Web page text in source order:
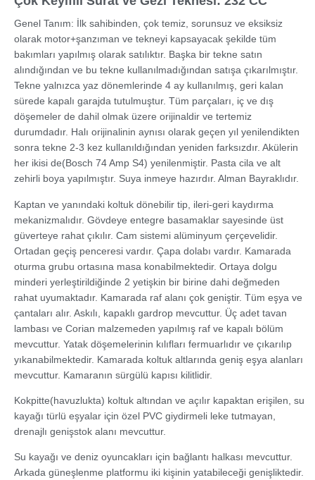
Genel Tanım: İlk sahibinden, çok temiz, sorunsuz ve eksiksiz
olarak motor+şanzıman ve tekneyi kapsayacak şekilde tüm
bakımları yapılmış olarak satılıktır. Başka bir tekne satın
alındığından ve bu tekne kullanılmadığından satışa çıkarılmıştır.
Tekne yalnızca yaz dönemlerinde 4 ay kullanılmış, geri kalan
sürede kapalı garajda tutulmuştur. Tüm parçaları, iç ve dış
döşemeler de dahil olmak üzere orijinaldir ve tertemiz
durumdadır. Halı orijinalinin aynısı olarak geçen yıl yenilendikten
sonra tekne 2-3 kez kullanıldığından yeniden farksızdır. Akülerin
her ikisi de(Bosch 74 Amp S4) yenilenmiştir. Pasta cila ve alt
zehirli boya yapılmıştır. Suya inmeye hazırdır. Alman Bayraklıdır.
Kaptan ve yanındaki koltuk dönebilir tip, ileri-geri kaydırma
mekanizmalıdır. Gövdeye entegre basamaklar sayesinde üst
güverteye rahat çıkılır. Cam sistemi alüminyum çerçevelidir.
Ortadan geçiş penceresi vardır. Çapa dolabı vardır. Kamarada
oturma grubu ortasına masa konabilmektedir. Ortaya dolgu
minderi yerleştirildiğinde 2 yetişkin bir birine dahi değmeden
rahat uyumaktadır. Kamarada raf alanı çok geniştir. Tüm eşya ve
çantaları alır. Askılı, kapaklı gardrop mevcuttur. Üç adet tavan
lambası ve Corian malzemeden yapılmış raf ve kapalı bölüm
mevcuttur. Yatak döşemelerinin kılıfları fermuarlıdır ve çıkarılıp
yıkanabilmektedir. Kamarada koltuk altlarında geniş eşya alanları
mevcuttur. Kamaranın sürgülü kapısı kilitlidir.
Kokpitte(havuzlukta) koltuk altından ve açılır kapaktan erişilen, su
kayağı türlü eşyalar için özel PVC giydirmeli leke tutmayan,
drenajlı genişstok alanı mevcuttur.
Su kayağı ve deniz oyuncakları için bağlantı halkası mevcuttur.
Arkada güneşlenme platformu iki kişinin yatabileceği genişliktedir.